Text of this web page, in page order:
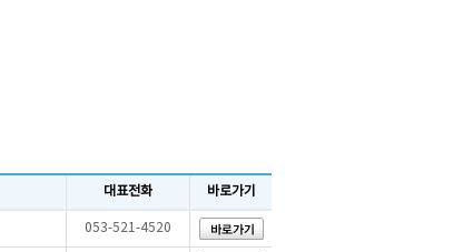
대표전화 바로가기
053-521-4520